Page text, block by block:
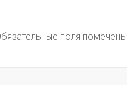
поля помечены